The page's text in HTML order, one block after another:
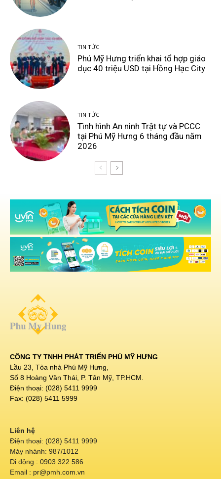
CÔNG TY TNHH PHÁT TRIỂN PHÚ MỸ HƯNG
Lầu 23, Tòa nhà Phú Mỹ Hưng,
Số 8 Hoàng Văn Thái, P. Tân Mỹ, TP.HCM.
Điện thoại: (028) 5411 9999
Fax: (028) 5411 5999
Liên hệ
Điện thoại: (028) 5411 9999
Máy nhánh: 987/1012
Di động : 0903 322 586
Email : pr@pmh.com.vn